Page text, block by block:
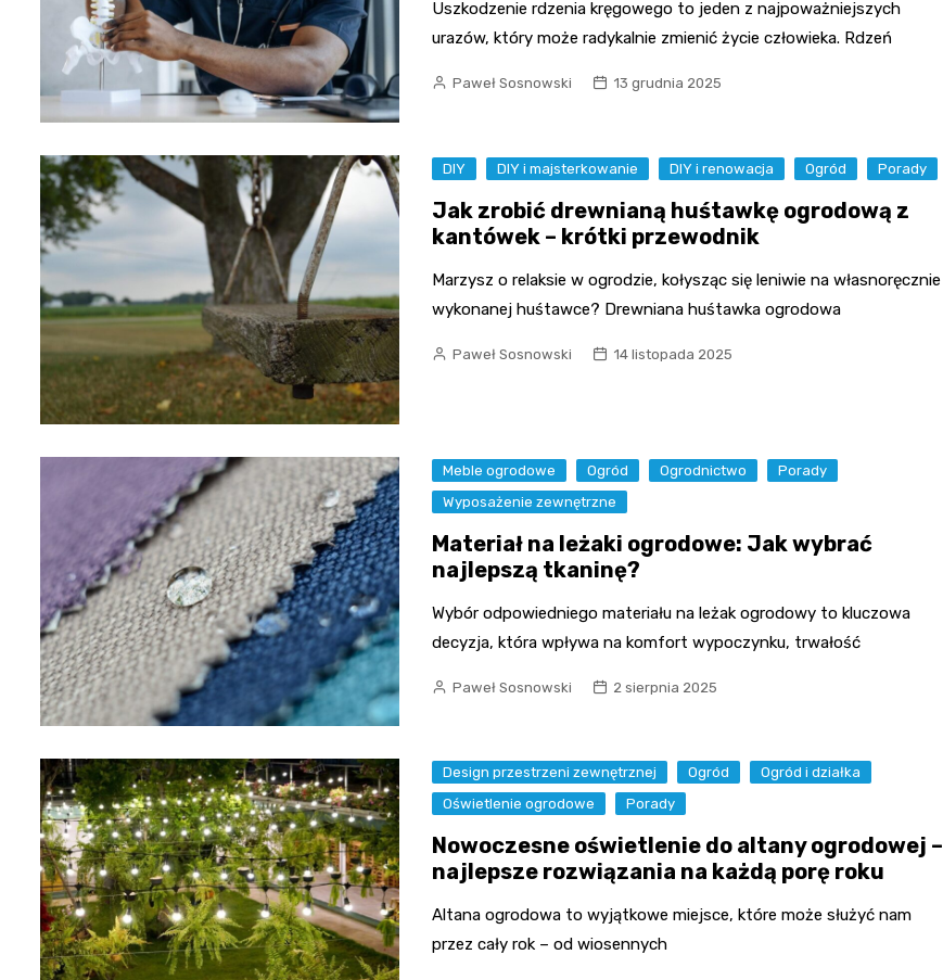
Uszkodzenie rdzenia kręgowego to jeden z najpoważniejszych
urazów, który może radykalnie zmienić życie człowieka. Rdzeń
Paweł Sosnowski 13 grudnia 2025
DIY DIY i majsterkowanie DIY i renowacja Ogród Porady
Jak zrobić drewnianą huśtawkę ogrodową z
kantówek – krótki przewodnik
Marzysz o relaksie w ogrodzie, kołysząc się leniwie na własnoręcznie
wykonanej huśtawce? Drewniana huśtawka ogrodowa
Paweł Sosnowski 14 listopada 2025
Meble ogrodowe Ogród Ogrodnictwo
Porady
Wyposażenie zewnętrzne
Materiał na leżaki ogrodowe: Jak wybrać
najlepszą tkaninę?
Wybór odpowiedniego materiału na leżak ogrodowy to kluczowa
decyzja, która wpływa na komfort wypoczynku, trwałość
Paweł Sosnowski 2 sierpnia 2025
Design przestrzeni zewnętrznej Ogród
Ogród i działka
Oświetlenie ogrodowe
Porady
Nowoczesne oświetlenie do altany ogrodowej –
najlepsze rozwiązania na każdą porę roku
Altana ogrodowa to wyjątkowe miejsce, które może służyć nam
przez cały rok – od wiosennych